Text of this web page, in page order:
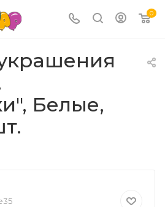
0
Белые,